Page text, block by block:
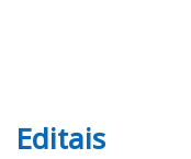
Editais UFU (MG)
Editais